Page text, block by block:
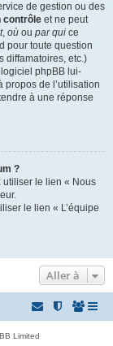
de gestion ou des
contrôle et ne peut
, où ou par qui ce
pour toute question
diffamatoires, etc.)
phpBB lui-
propos de l’utilisation
à une réponse
?
utiliser le lien « Nous
le lien « L’équipe
Aller à
Limited